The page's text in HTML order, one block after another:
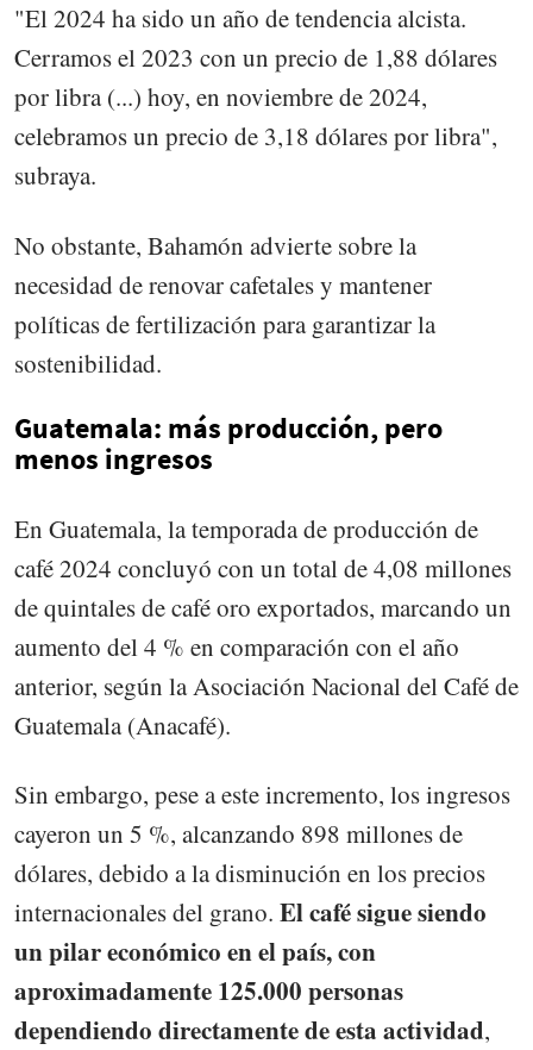
"El 2024 ha sido un año de tendencia alcista.
Cerramos el 2023 con un precio de 1,88 dólares
por libra (...) hoy, en noviembre de 2024,
celebramos un precio de 3,18 dólares por libra",
subraya.
No obstante, Bahamón advierte sobre la
necesidad de renovar cafetales y mantener
políticas de fertilización para garantizar la
sostenibilidad.
Guatemala: más producción, pero
menos ingresos
En Guatemala, la temporada de producción de
café 2024 concluyó con un total de 4,08 millones
de quintales de café oro exportados, marcando un
aumento del 4 % en comparación con el año
anterior, según la Asociación Nacional del Café de
Guatemala (Anacafé).
Sin embargo, pese a este incremento, los ingresos
cayeron un 5 %, alcanzando 898 millones de
dólares, debido a la disminución en los precios
internacionales del grano. El café sigue siendo
un pilar económico en el país, con
aproximadamente 125.000 personas
dependiendo directamente de esta actividad,